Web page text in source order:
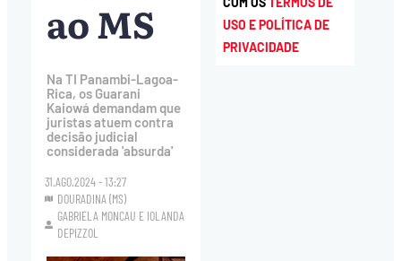
ao MS
Na TI Panambi-Lagoa-
Rica, os Guarani
Kaiowá demandam que
juristas atuem contra
decisão judicial
considerada 'absurda'
31.AGO.2024 - 13:27
DOURADINA (MS)
GABRIELA MONCAU E IOLANDA
DEPIZZOL
USO E POLÍTICA DE
PRIVACIDADE